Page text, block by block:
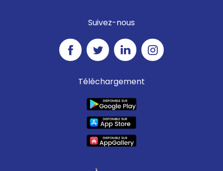
Suivez-nous
Téléchargement